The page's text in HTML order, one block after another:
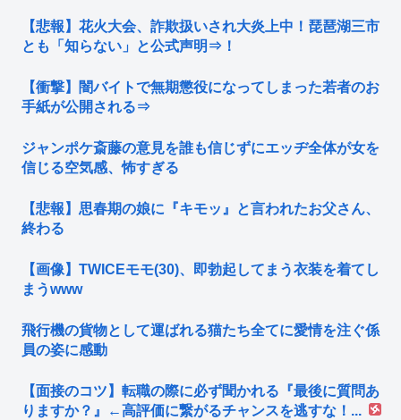
【悲報】花火大会、詐欺扱いされ大炎上中！琵琶湖三市
とも「知らない」と公式声明⇒！
【衝撃】闇バイトで無期懲役になってしまった若者のお
手紙が公開される⇒
ジャンポケ斎藤の意見を誰も信じずにエッヂ全体が女を
信じる空気感、怖すぎる
【悲報】思春期の娘に『キモッ』と言われたお父さん、
終わる
【画像】TWICEモモ(30)、即勃起してまう衣装を着てし
まうwww
飛行機の貨物として運ばれる猫たち全てに愛情を注ぐ係
員の姿に感動
【面接のコツ】転職の際に必ず聞かれる『最後に質問あ
りますか？』←高評価に繋がるチャンスを逃すな！...